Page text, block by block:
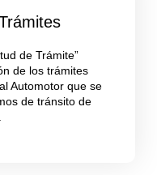
de Trámite”
de los trámites
Automotor que se
de tránsito de